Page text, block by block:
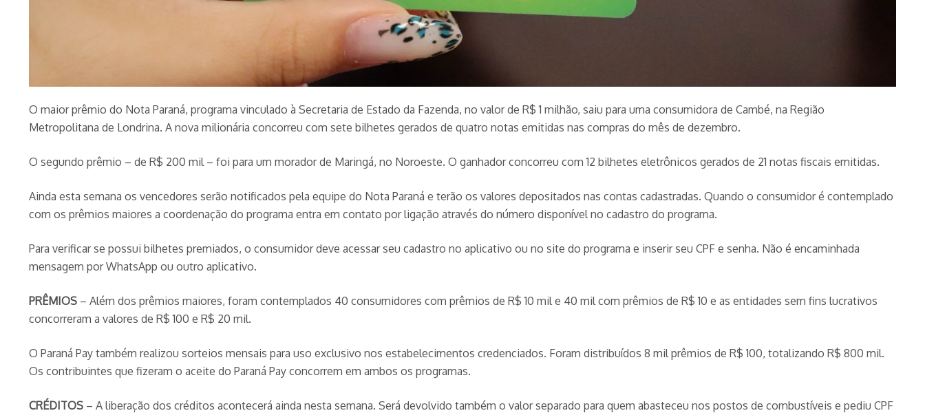
O maior prêmio do Nota Paraná, programa vinculado à Secretaria de Estado da Fazenda, no valor de R$ 1 milhão, saiu para uma consumidora de Cambé, na Região
Metropolitana de Londrina. A nova milionária concorreu com sete bilhetes gerados de quatro notas emitidas nas compras do mês de dezembro.
O segundo prêmio – de R$ 200 mil – foi para um morador de Maringá, no Noroeste. O ganhador concorreu com 12 bilhetes eletrônicos gerados de 21 notas fiscais emitidas.
Ainda esta semana os vencedores serão notificados pela equipe do Nota Paraná e terão os valores depositados nas contas cadastradas. Quando o consumidor é contemplado
com os prêmios maiores a coordenação do programa entra em contato por ligação através do número disponível no cadastro do programa.
Para verificar se possui bilhetes premiados, o consumidor deve acessar seu cadastro no aplicativo ou no site do programa e inserir seu CPF e senha. Não é encaminhada
mensagem por WhatsApp ou outro aplicativo.
PRÊMIOS – Além dos prêmios maiores, foram contemplados 40 consumidores com prêmios de R$ 10 mil e 40 mil com prêmios de R$ 10 e as entidades sem fins lucrativos
concorreram a valores de R$ 100 e R$ 20 mil.
O Paraná Pay também realizou sorteios mensais para uso exclusivo nos estabelecimentos credenciados. Foram distribuídos 8 mil prêmios de R$ 100, totalizando R$ 800 mil.
Os contribuintes que fizeram o aceite do Paraná Pay concorrem em ambos os programas.
CRÉDITOS – A liberação dos créditos acontecerá ainda nesta semana. Será devolvido também o valor separado para quem abasteceu nos postos de combustíveis e pediu CPF